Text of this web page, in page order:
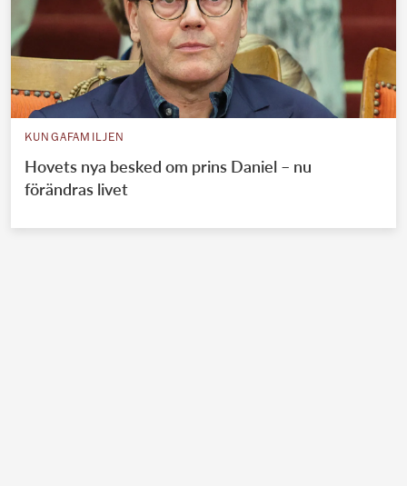
KUNGAFAMILJEN
Hovets nya besked om prins Daniel – nu
förändras livet